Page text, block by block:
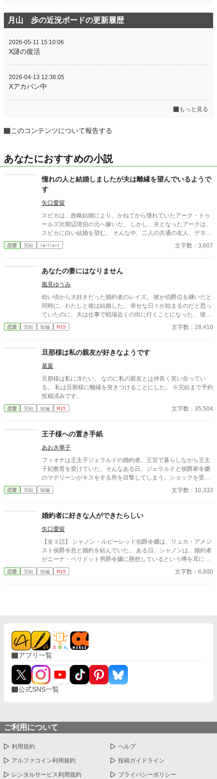
月山 歩の近況ボードの更新履歴
2026-05-11 15:10:06
X謎の復活
2026-04-13 12:36:05
Xアカバン中
もっと見る
このコンテンツについて報告する
あなたにおすすめの小説
憧れの人と結婚しましたが夫は離縁を望んでいるようで
す
矢口愛留
スピカは、政略結婚により、かねてから憧れていたアーク・トゥ
ールズ次期辺境伯の元へ嫁いだ。 しかし、夫となったアークは、
スピカに白い結婚を望む。 そんな中、二人の共通の友人、デネが
訪ねてきたことで、意外な事実が判明する――。 ＊カクヨム（修
正前）にも投稿しています。小説家になろうにも投稿予定です。
恋愛 完結 ｼｮｰﾄｼｮｰﾄ 文字数：3,607
あなたの妻にはなりません
風見ゆうみ
幼い頃から大好きだった婚約者のレイズ。 彼が伯爵位を継いだと
同時に、わたしと彼は結婚した。 幸せな日々が始まるのだと思っ
ていたのに、夫は仕事で戦場近くの街に行くことになった。 彼が
旅立った数日後、わたしの元に届いたのは夫の訃報だった。 悲し
みに暮れているわたしに近づいてきたのは、夫の親友のディール
と言われていたのだと言う。 あっという間に日にちが過ぎ、ディ
ール様から求婚される。 悩みに悩んだ末に、ディール様と婚約し
たわたしに、友人と街に出た時にすれ違った男が言った。 「あの
男と結婚するのはやめなさい。彼は君の夫の殺害を依頼した男
だ」
恋愛 完結 短編 R15 文字数：28,410
旦那様は私の親友が好きなようです
葛葉
旦那様は私に冷たい。 なのに私の親友とは仲良く笑い合ってい
る。 私は旦那様に離縁を突きつけることにした。 ※完結まで予約
投稿済みです。
恋愛 完結 短編 R15 文字数：35,504
王子様への置き手紙
あおき華子
フィオナは王太子ジェラルドの婚約者。王宮で暮らしながら王太
子妃教育を受けていた。そんなある日、ジェラルドと侯爵家令嬢
のマデリーンがキスをする所を目撃してしまう。ショックを受け
たフィオナは自ら修道院に行くことを決意し、護衛騎士のエルマ
ーとともに王宮を逃げ出した。置き手紙を読んだ皇太子が追いか
す。
恋愛 完結 短編 文字数：10,333
婚約者に好きな人ができたらしい
矢口愛留
【全３話】 シャノン・ルビーレッド伯爵令嬢は、リュカ・アメジ
スト侯爵令息と婚約を結んでいた。 ある日、シャノンは、婚約者
がニーナ・ペリドット男爵令嬢に懸想しているという噂を耳にす
る。 シャノンは断罪を回避するため、リュカとの婚約を円満に解
消しようとするが――。 ※ エブリスタに習作として掲載したもの
恋愛 完結 短編 R15 文字数：6,800
アプリ一覧
公式SNS一覧
ご利用について
利用規約 ヘルプ
アルファコイン利用規約 投稿ガイドライン
レンタルサービス利用規約 プライバシーポリシー